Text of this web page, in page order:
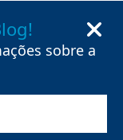
sobre a